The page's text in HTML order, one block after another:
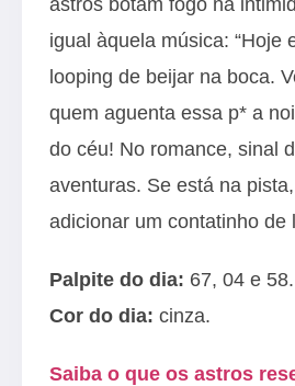
igual àquela música: “Hoje
looping de beijar na boca.
quem aguenta essa p* a
do céu! No romance, sinal
aventuras. Se está na
adicionar um contatinho de
Palpite do dia: 67, 04 e 58.
Cor do dia: cinza.
Saiba o que os astros